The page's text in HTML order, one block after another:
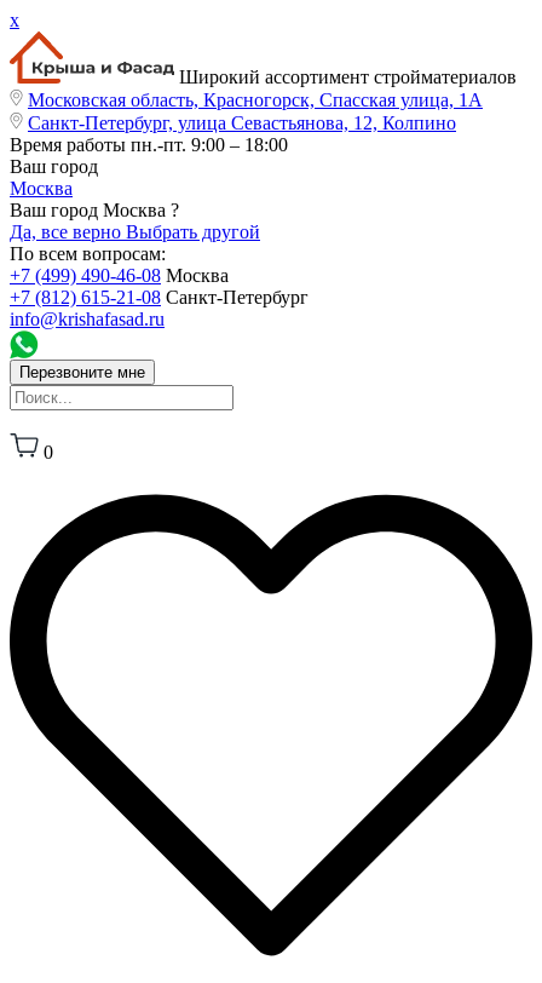
x
Широкий ассортимент стройматериалов
Московская область, Красногорск, Спасская улица, 1А
Санкт-Петербург, улица Севастьянова, 12, Колпино
Время работы пн.-пт. 9:00 – 18:00
Ваш город
Москва
Ваш город Москва ?
Да, все верно Выбрать другой
По всем вопросам:
+7 (499) 490-46-08 Москва
+7 (812) 615-21-08 Санкт-Петербург
info@krishafasad.ru
Перезвоните мне
0